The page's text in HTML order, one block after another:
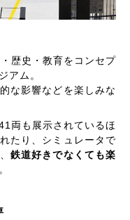
歴史・教育をコンセプ
アム。
な影響などを楽しみな
両も展示されているほ
たり、シミュレータで
鉄道好きでなくても楽